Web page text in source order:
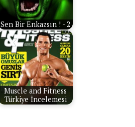
Sen Bir Enkazsın ! - 2
Muscle and Fitness
Türkiye İncelemesi